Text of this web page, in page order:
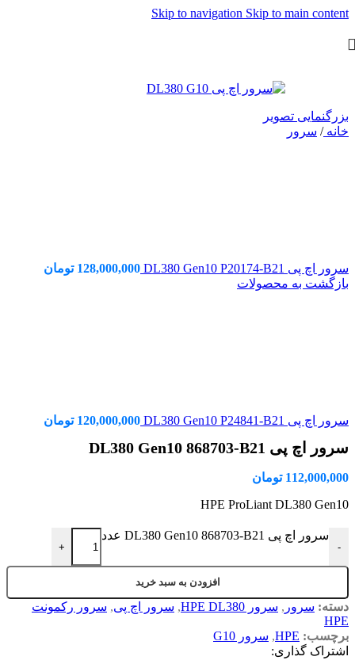
Skip to navigation Skip to main content
بزرگنمایی تصویر
خانه/ سرور
سرور اچ پی DL380 Gen10 P20174-B21 128,000,000 تومان
بازگشت به محصولات
سرور اچ پی DL380 Gen10 P24841-B21 120,000,000 تومان
سرور اچ پی DL380 Gen10 868703-B21
112,000,000 تومان
HPE ProLiant DL380 Gen10
-
سرور اچ پی DL380 Gen10 868703-B21 عدد
+
افزودن به سبد خرید
دسته: سرور , سرور HPE DL380 , سرور اچ پی, سرور رکمونت
HPE
برچسب: HPE
, سرور G10
اشتراک گذاری: